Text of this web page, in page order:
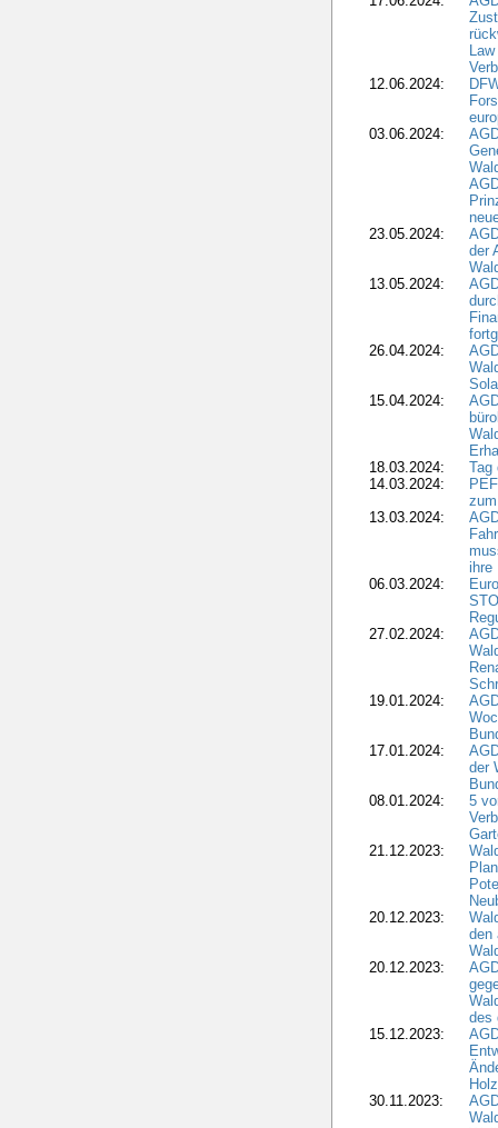
12.06.2024:
03.06.2024:
23.05.2024:
der
13.05.2024:
26.04.2024:
15.04.2024:
18.03.2024:
Tag
14.03.2024:
13.03.2024:
ihre
06.03.2024:
27.02.2024:
19.01.2024:
17.01.2024:
der
08.01.2024:
5
21.12.2023:
20.12.2023:
den
20.12.2023:
des
15.12.2023:
30.11.2023: